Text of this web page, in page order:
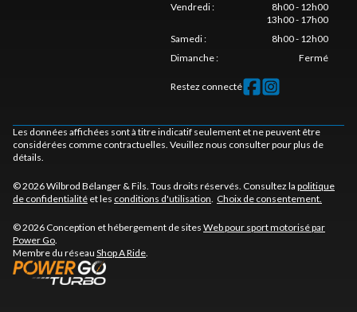
Vendredi:
8h00 - 12h00
13h00 - 17h00
Samedi:
8h00 - 12h00
Dimanche: Fermé
Restez connecté
Les données affichées sont à titre indicatif seulement et ne peuvent être
considérées comme contractuelles. Veuillez nous consulter pour plus de
détails.
© 2026 Wilbrod Bélanger & Fils. Tous droits réservés. Consultez la politique
de confidentialité et les conditions d'utilisation. Choix de consentement.
© 2026 Conception et hébergement de sites Web pour sport motorisé par
Power Go.
Membre du réseau Shop A Ride.